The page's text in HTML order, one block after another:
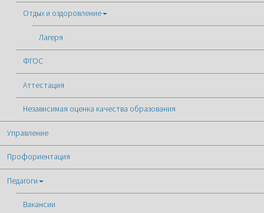
Отдых и оздоровление
Лагеря
ФГОС
Аттестация
Независимая оценка качества образования
Управление
Профориентация
Педагоги
Вакансии